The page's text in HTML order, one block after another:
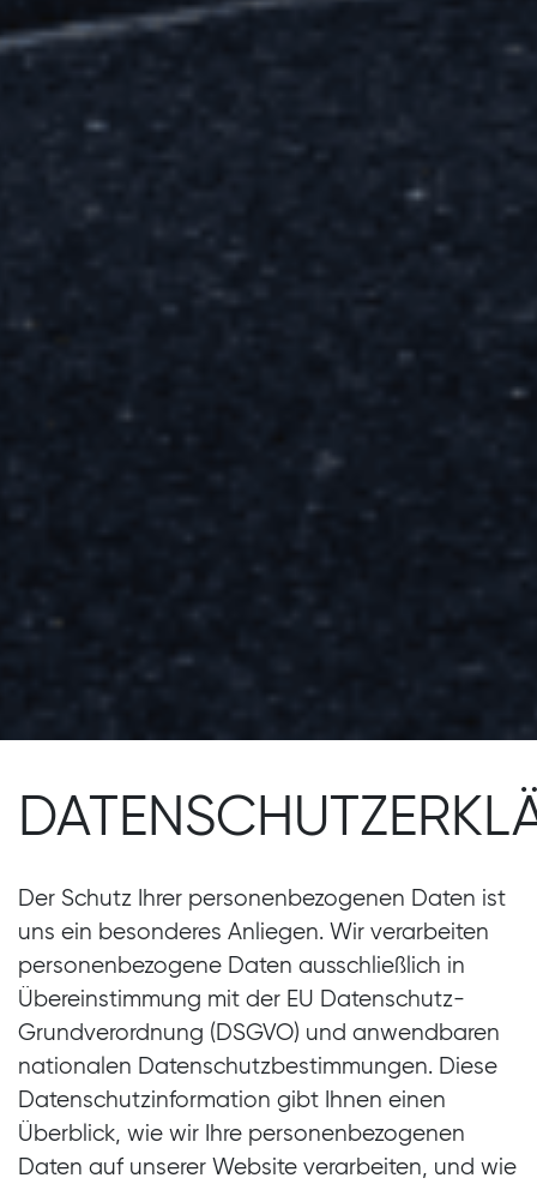
Der Schutz Ihrer personenbezogenen Daten ist
uns ein besonderes Anliegen. Wir verarbeiten
personenbezogene Daten ausschließlich in
Übereinstimmung mit der EU Datenschutz-
Grundverordnung (DSGVO) und anwendbaren
nationalen Datenschutzbestimmungen. Diese
Datenschutzinformation gibt Ihnen einen
Überblick, wie wir Ihre personenbezogenen
Daten auf unserer Website verarbeiten, und wie